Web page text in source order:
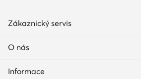
Zákaznický servis
O nás
Informace